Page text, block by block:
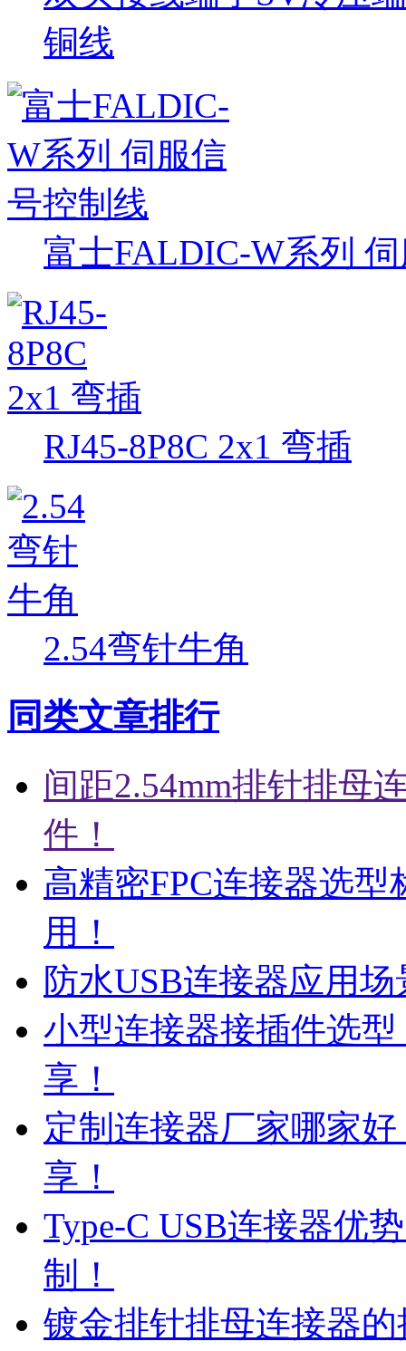
铜线
富士FALDIC-W系列
RJ45-8P8C 2x1 弯插
2.54弯针牛角
同类文章排行
间距2.54mm排针排母
件！
高精密FPC连接器选
用！
防水USB连接器应用
小型连接器接插件选
享！
定制连接器厂家哪家
享！
Type-C USB连接器优
制！
镀金排针排母连接器